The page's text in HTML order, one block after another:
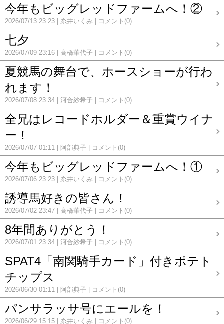
今年もビッグレッドファームへ！②
2026/07/13 23:23 糸井いくみ コメント(0)
七夕
2026/07/09 23:16 高橋華代子 コメント(0)
夏競馬の舞台で、ホースショーが行わ
れます！
2026/07/08 23:34 河合紗希子 コメント(0)
全兄はレコードホルダー＆重賞ウイナ
ー！
2026/07/07 01:11 阿部典子 コメント(0)
今年もビッグレッドファームへ！①
2026/07/06 23:23 糸井いくみ コメント(0)
誘導馬好きの皆さん！
2026/07/02 23:47 高橋華代子 コメント(0)
8年間ありがとう！
2026/07/01 23:34 河合紗希子 コメント(0)
SPAT4「南関騎手カード」付きポテト
チップス
2026/06/30 01:11 阿部典子 コメント(0)
パンサラッサ号にエールを！
2026/06/29 15:15 糸井いくみ コメント(0)